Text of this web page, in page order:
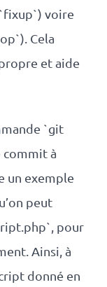
voire
Cela
et aide
`git
à
un exemple
peut
pour
Ainsi, à
donné en